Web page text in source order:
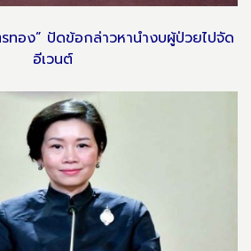
ทอง” ปัดข้อกล่าวหานำงบผู้ป่วยไปจัด
อีเวนต์